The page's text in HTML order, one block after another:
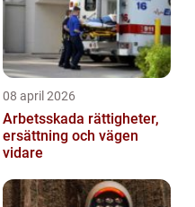
08 april 2026
Arbetsskada rättigheter,
ersättning och vägen
vidare